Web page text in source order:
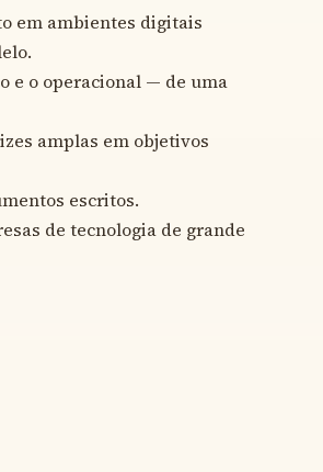
em ambientes digitais
e o operacional — de uma
amplas em objetivos
escritos.
de tecnologia de grande